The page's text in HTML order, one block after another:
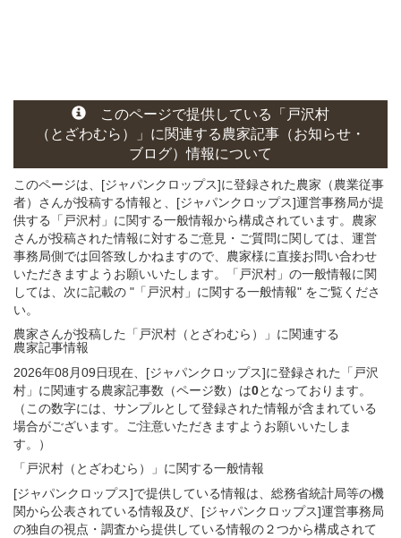
このページで提供している
「戸沢村
（とざわむら）」 に関連する農家記事（お知らせ・
ブログ）情報について
このページは、[ジャパンクロップス]に登録された農家（農業従事
者）さんが投稿する情報と、[ジャパンクロップス]運営事務局が提
供する「戸沢村」に関する一般情報から構成されています。農家
さんが投稿された情報に対するご意見・ご質問に関しては、運営
事務局側では回答致しかねますので、農家様に直接お問い合わせ
いただきますようお願いいたします。「戸沢村」の一般情報に関
しては、次に記載の "「戸沢村」に関する一般情報" をご覧くださ
い。
農家さんが投稿した「戸沢村（とざわむら）」 に関連する
農家記事情報
2026年08月09日現在、[ジャパンクロップス]に登録された「戸沢
村」に関連する農家記事数（ページ数）は0となっております。
（この数字には、サンプルとして登録された情報が含まれている
場合がございます。ご注意いただきますようお願いいたしま
す。）
「戸沢村（とざわむら）」 に関する一般情報
[ジャパンクロップス]で提供している情報は、総務省統計局等の機
関から公表されている情報及び、[ジャパンクロップス]運営事務局
の独自の視点・調査から提供している情報の２つから構成されて